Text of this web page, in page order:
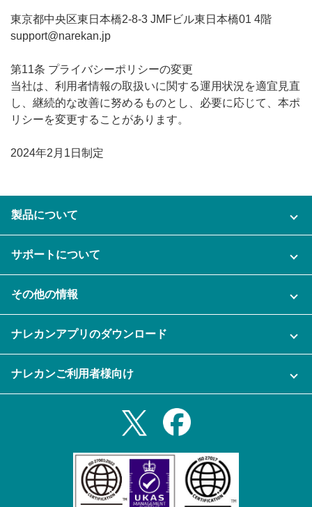
東京都中央区東日本橋2-8-3 JMFビル東日本橋01 4階
support@narekan.jp
第11条 プライバシーポリシーの変更
当社は、利用者情報の取扱いに関する運用状況を適宜見直
し、継続的な改善に努めるものとし、必要に応じて、本ポ
リシーを変更することがあります。
2024年2月1日制定
製品について
ご利用企業様の声
セキュリティ
資料をダウンロードする
メール自動転送機能
ナレカンの紹介動画
サポートについて
充実サポート
その他の情報
セミナー一覧
プライバシーポリシー
ナレカンアプリのダウンロード
Androidタブレットアプリ
ナレカンご利用者様向け